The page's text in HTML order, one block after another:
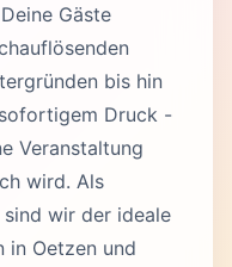
Gäste
bis hin
Druck -
Veranstaltung
wird. Als
wir der ideale
in Oetzen und